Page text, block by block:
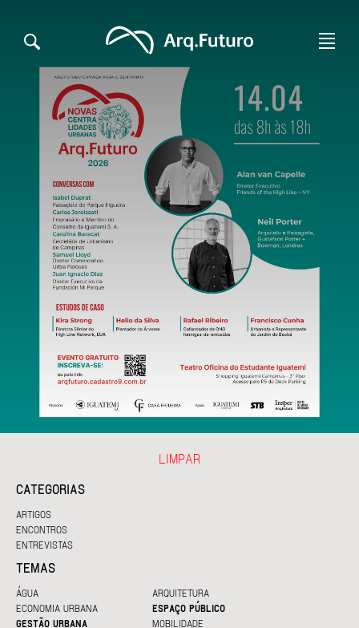
CATEGORIAS
ARTIGOS
ENCONTROS
ENTREVISTAS
TEMAS
ÁGUA
ARQUITETURA
ECONOMIA URBANA
ESPAÇO PÚBLICO
GESTÃO URBANA
MOBILIDADE
LIMPAR